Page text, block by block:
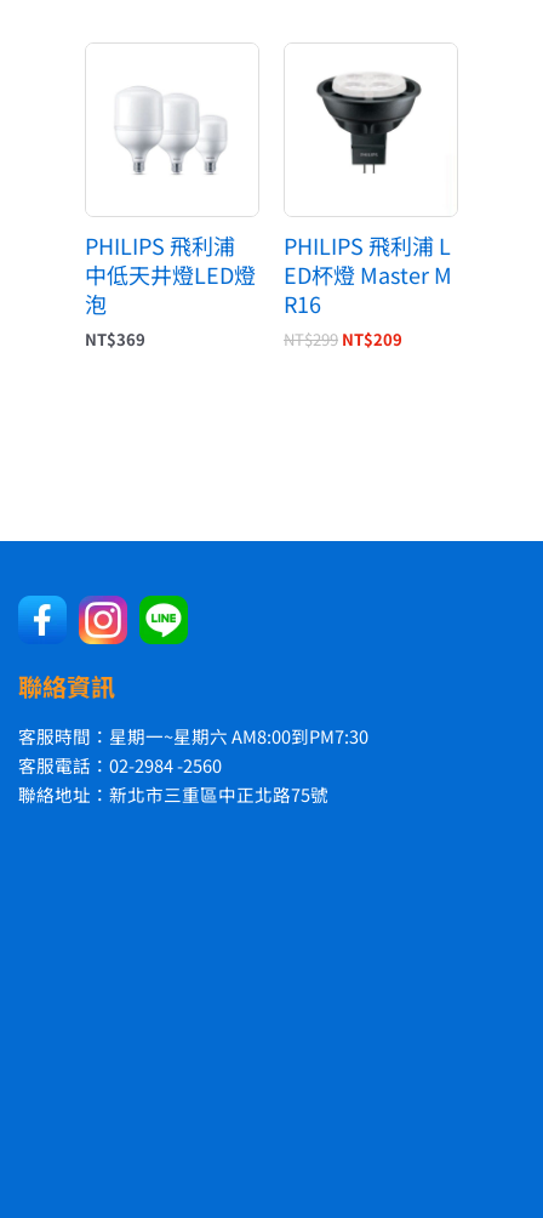
PHILIPS 飛利浦
中低天井燈LED燈
泡
NT$369
PHILIPS 飛利浦 L
ED杯燈 Master M
R16
NT$299
原
始
價
格：
NT$299。
NT$209
目
前
價
格：
聯絡資訊
客服時間：星期一~星期六 AM8:00到PM7:30
客服電話：02-2984 -2560
聯絡地址：新北市三重區中正北路75號